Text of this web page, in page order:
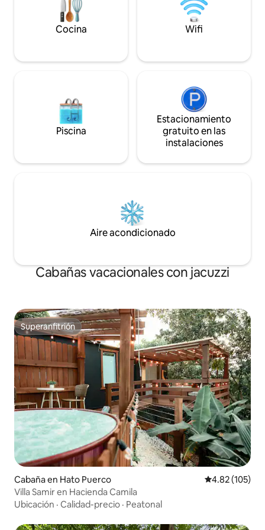
Cocina Wifi
Piscina
Estacionamiento
gratuito en las
instalaciones
Aire acondicionado
Cabañas vacacionales con jacuzzi
Superanfitrión
Superanfitrión
Cabaña en Hato Puerco Calificación
4.82 (105)
Villa Samir en Hacienda Camila
Ubicación · Calidad-precio · Peatonal